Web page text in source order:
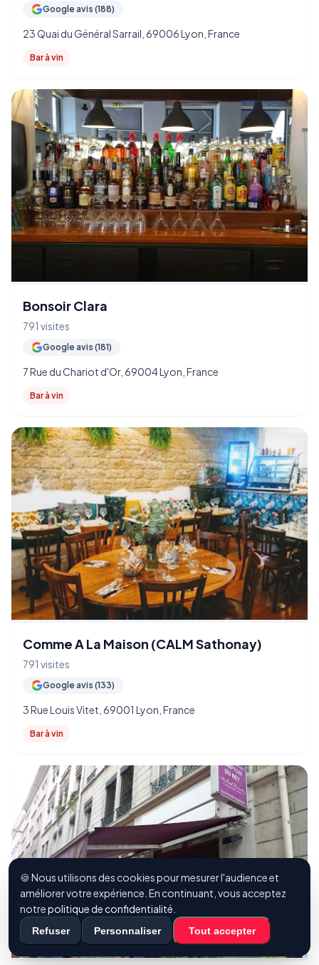
Google avis (188)
23 Quai du Général Sarrail, 69006 Lyon, France
Bar à vin
Bonsoir Clara
791 visites
Google avis (181)
7 Rue du Chariot d'Or, 69004 Lyon, France
Bar à vin
Comme A La Maison (CALM Sathonay)
791 visites
Google avis (133)
3 Rue Louis Vitet, 69001 Lyon, France
Bar à vin
🍪 Nous utilisons des cookies pour mesurer l'audience et
améliorer votre expérience. En continuant, vous acceptez
notrepolitique de confidentialité
Refuser Personnaliser Tout accepter